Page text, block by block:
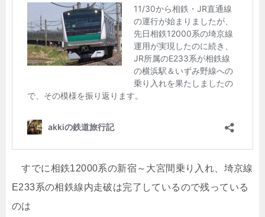
すでに相鉄12000系の新宿～大宮間乗り入れ、埼京線
E233系の相鉄線内走破は完了しているので残っている
のは